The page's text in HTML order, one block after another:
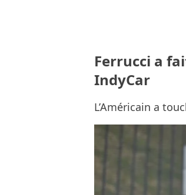
Ferrucci a
IndyCar
L’Américain a